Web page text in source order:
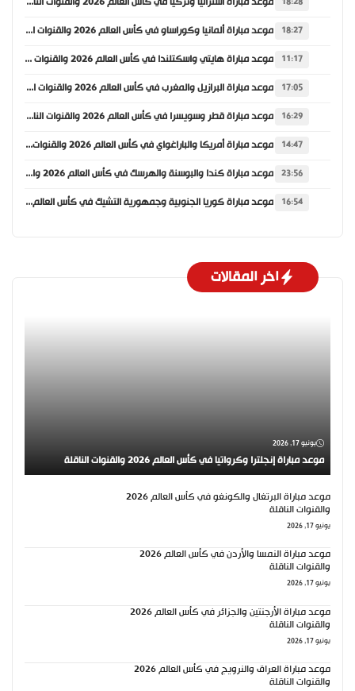
18:27 موعد مباراة ألمانيا وكوراساو في كأس العالم 2026 والقنوات الناقلة
11:17 موعد مباراة هايتي واسكتلندا في كأس العالم 2026 والقنوات الناقلة
17:05 موعد مباراة البرازيل والمغرب في كأس العالم 2026 والقنوات الناقلة
16:29 موعد مباراة قطر وسويسرا في كأس العالم 2026 والقنوات الناقلة
14:47 موعد مباراة أمريكا والباراغواي في كأس العالم 2026 والقنوات الناقلة
23:56 موعد مباراة كندا والبوسنة والهرسك في كأس العالم 2026 والقنوات الناقلة
16:54 موعد مباراة كوريا الجنوبية وجمهورية التشيك في كأس العالم 2026 والقنوات الناقلة
اخر المقالات
يونيو 17, 2026
موعد مباراة إنجلترا وكرواتيا في كأس العالم 2026 والقنوات الناقلة
موعد مباراة البرتغال والكونغو في كأس العالم 2026
والقنوات الناقلة
يونيو 17, 2026
موعد مباراة النمسا والأردن في كأس العالم 2026
والقنوات الناقلة
يونيو 17, 2026
موعد مباراة الأرجنتين والجزائر في كأس العالم 2026
والقنوات الناقلة
يونيو 17, 2026
موعد مباراة العراق والنرويج في كأس العالم 2026
والقنوات الناقلة